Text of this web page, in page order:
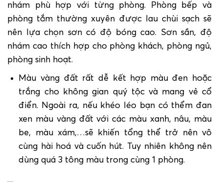
nhám phù hợp với từng phòng. Phòng bếp và
phòng tắm thường xuyên được lau chùi sạch sẽ
nên lựa chọn sơn có độ bóng cao. Sơn sần, độ
nhám cao thích hợp cho phòng khách, phòng ngủ,
phòng sinh hoạt.
Màu vàng đất rất dễ kết hợp màu đen hoặc
trắng cho không gian quý tộc và mang vẻ cổ
điển. Ngoài ra, nếu khéo léo bạn có thểm đan
xen màu vàng đất với các màu xanh, nâu, màu
be, màu xám,…sẽ khiến tổng thể trở nên vô
cùng hài hoá và cuốn hút. Tuy nhiên không nên
dùng quá 3 tông màu trong cùng 1 phòng.